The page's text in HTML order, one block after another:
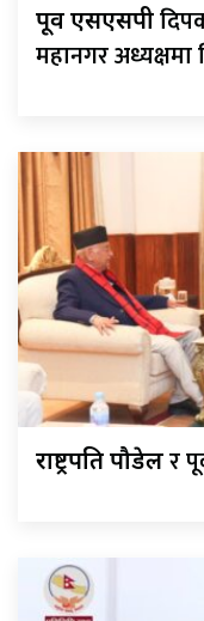
पूर्व एसएसपी
महानगर अध्यक्षमा
राष्ट्रपति पौडेलर